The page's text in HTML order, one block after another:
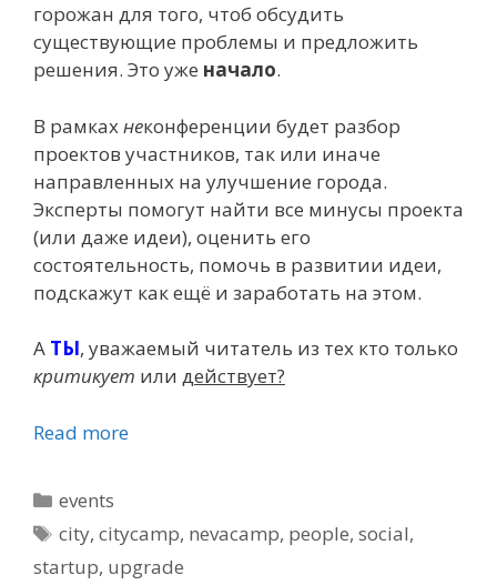
горожан для того, чтоб обсудить
существующие проблемы и предложить
решения. Это уже начало.
В рамках неконференции будет разбор
проектов участников, так или иначе
направленных на улучшение города.
Эксперты помогут найти все минусы проекта
(или даже идеи), оценить его
состоятельность, помочь в развитии идеи,
подскажут как ещё и заработать на этом.
А ТЫ, уважаемый читатель из тех кто только
критикует или действует?
Read more
Categories
events
Tags
city,citycamp, nevacamp, people,social,
startup, upgrade